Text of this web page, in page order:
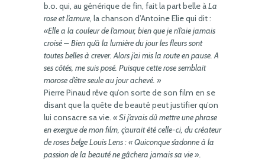
b.o. qui, au générique de fin, fait la part belle àLa
rose et l’amure, la chanson d’Antoine Elie qui dit :
«Elle a la couleur de l’amour, bien que je n’l’aie jamais
croisé – Bien qu’à la lumière du jour les fleurs sont
toutes belles à crever. Alors j’ai mis la route en pause. A
ses côtés, me suis posé. Puisque cette rose semblait
morose d’être seule au jour achevé. »
Pierre Pinaud rêve qu’on sorte de son film en se
disant que la quête de beauté peut justifier qu’on
lui consacre sa vie. « Si j’avais dû mettre une phrase
en exergue de mon film, ç’aurait été celle-ci, du créateur
de roses belge Louis Lens : « Quiconque s’adonne à la
passion de la beauté ne gâchera jamais sa vie ».